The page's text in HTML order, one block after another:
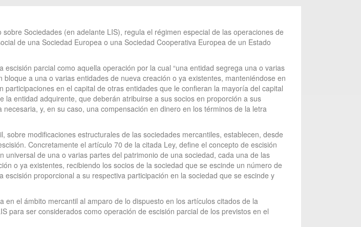
Sociedades (en adelante LIS), regula el régimen especial de las operaciones de
de una Sociedad Europea o una Sociedad Cooperativa Europea de un Estado
parcial como aquella operación por la cual “una entidad segrega una o varias
a una o varias entidades de nueva creación o ya existentes, manteniéndose en
en el capital de otras entidades que le confieran la mayoría del capital
entidad adquirente, que deberán atribuirse a sus socios en proporción a sus
y, en su caso, una compensación en dinero en los términos de la letra
modificaciones estructurales de las sociedades mercantiles, establecen, desde
Concretamente el artículo 70 de la citada Ley, define el concepto de escisión
de una o varias partes del patrimonio de una sociedad, cada una de las
o ya existentes, recibiendo los socios de la sociedad que se escinde un número de
proporcional a su respectiva participación en la sociedad que se escinde y
el ámbito mercantil al amparo de lo dispuesto en los artículos citados de la
para ser considerados como operación de escisión parcial de los previstos en el